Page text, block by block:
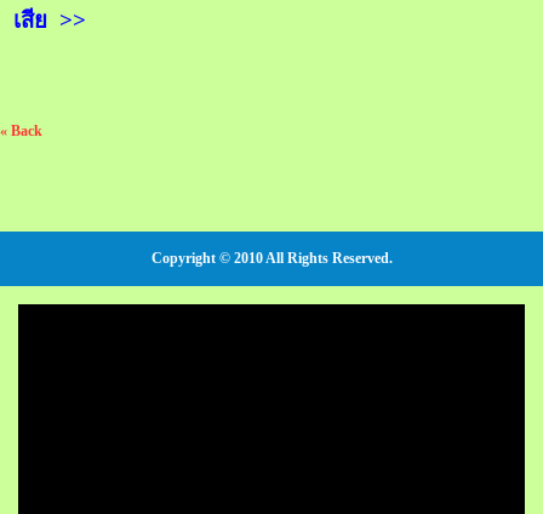
เสีย >>
« Back
Copyright © 2010 All Rights Reserved.